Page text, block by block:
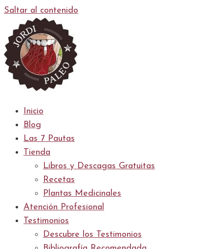
Saltar al contenido
Inicio
Blog
Las 7 Pautas
Tienda
Libros y Descagas Gratuitas
Recetas
Plantas Medicinales
Atención Profesional
Testimonios
Descubre los Testimonios